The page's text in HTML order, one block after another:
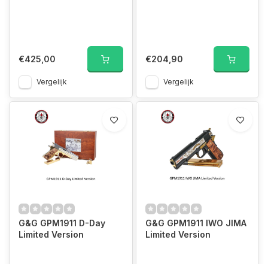
€425,00
Vergelijk
€204,90
Vergelijk
G&G GPM1911 D-Day
Limited Version
G&G GPM1911 IWO JIMA
Limited Version